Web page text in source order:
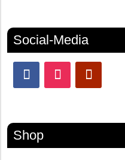
Social-Media
Shop